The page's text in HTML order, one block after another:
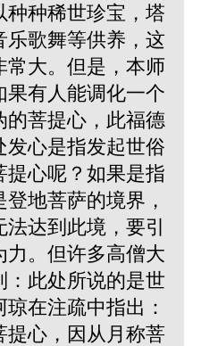
种种稀世珍宝，塔
乐歌舞等供养，这
常大。但是，本师
果有人能调化一个
的菩提心，此福德
发心是指发起世俗
提心呢？如果是指
地菩萨的境界，
达到此境，要引
力。但许多高僧大
：此处所说的是世
在注疏中指出：
提心，因从月称菩